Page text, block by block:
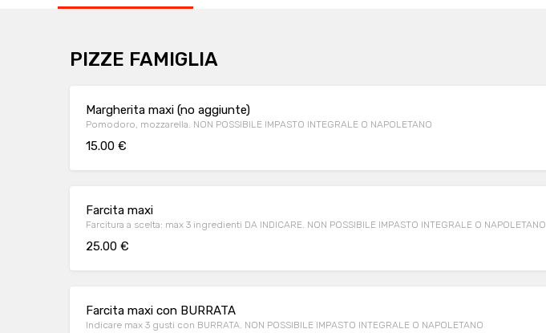
PIZZE FAMIGLIA
Margherita maxi (no aggiunte)
Pomodoro, mozzarella. NON POSSIBILE IMPASTO INTEGRALE O NAPOLETANO
15.00 €
Farcita maxi
Farcitura a scelta: max 3 ingredienti DA INDICARE. NON POSSIBILE IMPASTO INTEGRALE O NAPOLETANO
25.00 €
Farcita maxi con BURRATA
Indicare max 3 gusti con BURRATA. NON POSSIBILE IMPASTO INTEGRALE O NAPOLETANO